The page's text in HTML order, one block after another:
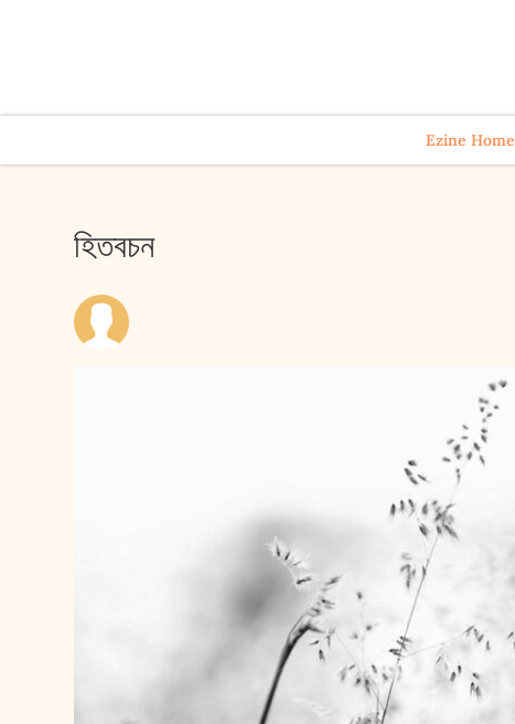
Ezine Home
হিতবচন